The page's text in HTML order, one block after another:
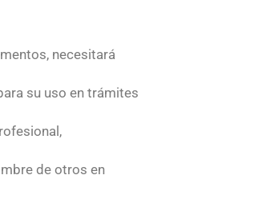
necesitará
su uso en trámites
de otros en